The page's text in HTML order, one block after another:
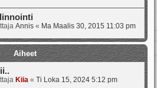
Annis « Ma Maalis 30, 2015 11:03 pm
Aiheet
Kiia « Ti Loka 15, 2024 5:12 pm